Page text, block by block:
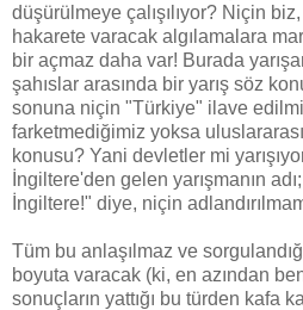
düşürülmeye çalışılıyor? Niçin
hakarete varacak algılamalara
bir açmaz daha var! Burada
şahıslar arasında bir yarış söz
sonuna niçin "Türkiye" ilave
farketmediğimiz yoksa
konusu? Yani devletler mi
İngiltere'den gelen yarışmanın
İngiltere!" diye, niçin
Tüm bu anlaşılmaz ve
boyuta varacak (ki, en azından
sonuçların yattığı bu türden kafa